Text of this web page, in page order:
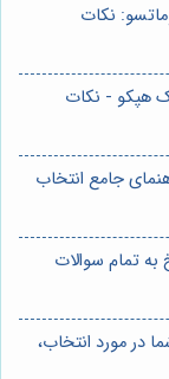
نکات
هپکو - نکات
جامع انتخاب
تمام سوالات
در مورد انتخاب،